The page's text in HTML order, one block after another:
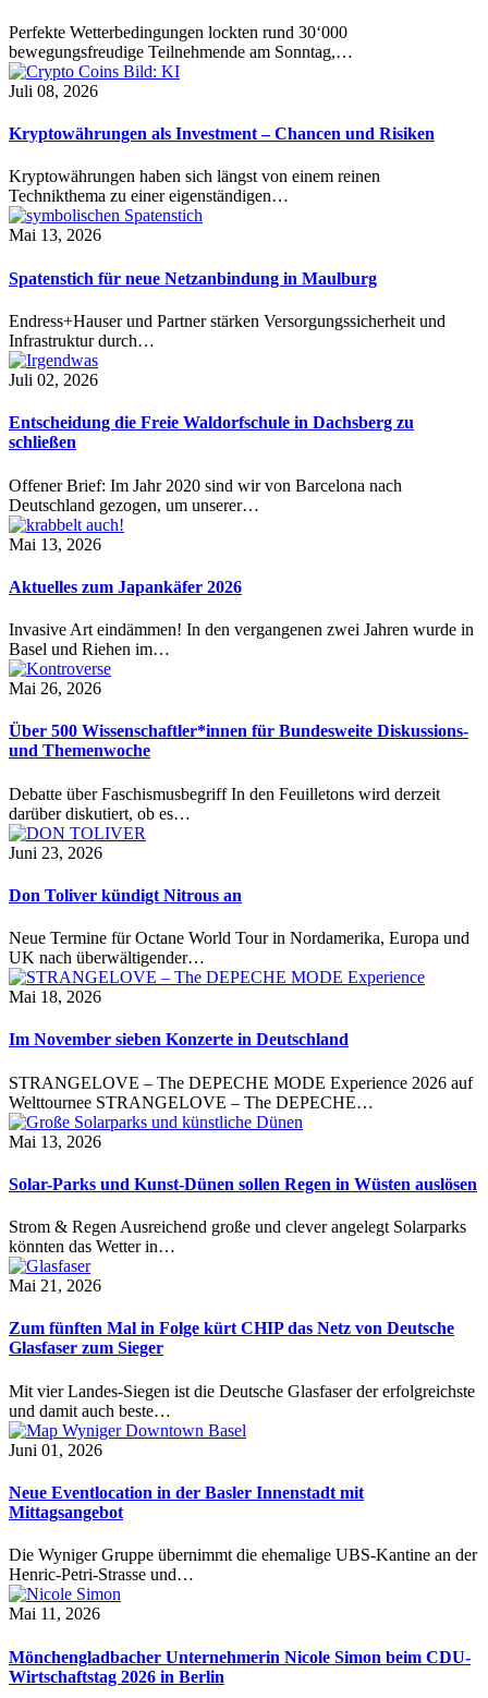
Perfekte Wetterbedingungen lockten rund 30‘000
bewegungsfreudige Teilnehmende am Sonntag,…
Juli 08, 2026
Kryptowährungen als Investment – Chancen und Risiken
Kryptowährungen haben sich längst von einem reinen
Technikthema zu einer eigenständigen…
Mai 13, 2026
Spatenstich für neue Netzanbindung in Maulburg
Endress+Hauser und Partner stärken Versorgungssicherheit und
Infrastruktur durch…
Juli 02, 2026
Entscheidung die Freie Waldorfschule in Dachsberg zu
schließen
Offener Brief: Im Jahr 2020 sind wir von Barcelona nach
Deutschland gezogen, um unserer…
Mai 13, 2026
Aktuelles zum Japankäfer 2026
Invasive Art eindämmen! In den vergangenen zwei Jahren wurde in
Basel und Riehen im…
Mai 26, 2026
Über 500 Wissenschaftler*innen für Bundesweite Diskussions-
und Themenwoche
Debatte über Faschismusbegriff In den Feuilletons wird derzeit
darüber diskutiert, ob es…
Juni 23, 2026
Don Toliver kündigt Nitrous an
Neue Termine für Octane World Tour in Nordamerika, Europa und
UK nach überwältigender…
Mai 18, 2026
Im November sieben Konzerte in Deutschland
STRANGELOVE – The DEPECHE MODE Experience 2026 auf
Welttournee STRANGELOVE – The DEPECHE…
Mai 13, 2026
Solar-Parks und Kunst-Dünen sollen Regen in Wüsten auslösen
Strom & Regen Ausreichend große und clever angelegt Solarparks
könnten das Wetter in…
Mai 21, 2026
Zum fünften Mal in Folge kürt CHIP das Netz von Deutsche
Glasfaser zum Sieger
Mit vier Landes-Siegen ist die Deutsche Glasfaser der erfolgreichste
und damit auch beste…
Juni 01, 2026
Neue Eventlocation in der Basler Innenstadt mit
Mittagsangebot
Die Wyniger Gruppe übernimmt die ehemalige UBS-Kantine an der
Henric-Petri-Strasse und…
Mai 11, 2026
Mönchengladbacher Unternehmerin Nicole Simon beim CDU-
Wirtschaftstag 2026 in Berlin